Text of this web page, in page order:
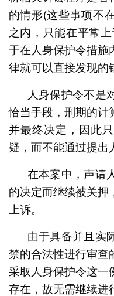
的情形(这些事项不
之内，只能在平常
于在人身保护令措施
律就可以直接发现的
人身保护令不是
恰当手段，刑期的计
并最终决定，因此
疑，而不能通过提出
在本案中，声请
的决定而继续被关押
上诉。
由于具备并且实
禁的合法性进行审查
采取人身保护令这一
存在，故无需继续进